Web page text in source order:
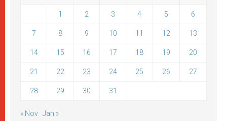
1 2 3 4 5 6
7 8 9 10 11 12 13
14 15 16 17 18 19 20
21 22 23 24 25 26 27
28 29 30 31
« Nov Jan »